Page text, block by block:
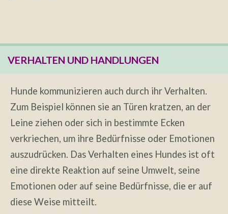
VERHALTEN UND HANDLUNGEN
Hunde kommunizieren auch durch ihr Verhalten.
Zum Beispiel können sie an Türen kratzen, an der
Leine ziehen oder sich in bestimmte Ecken
verkriechen, um ihre Bedürfnisse oder Emotionen
auszudrücken. Das Verhalten eines Hundes ist oft
eine direkte Reaktion auf seine Umwelt, seine
Emotionen oder auf seine Bedürfnisse, die er auf
diese Weise mitteilt.